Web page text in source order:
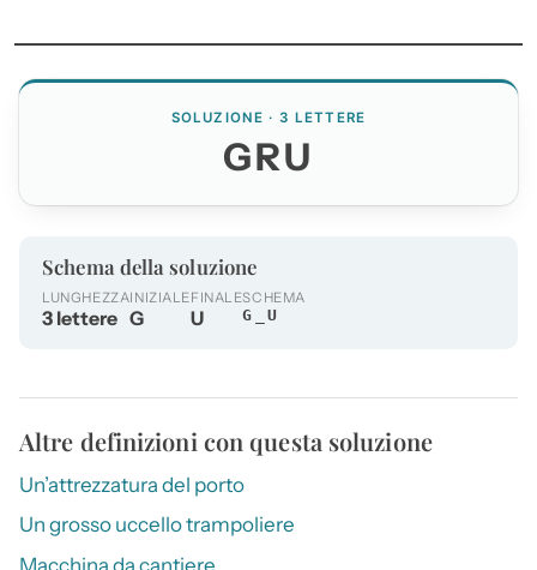
SOLUZIONE · 3 LETTERE
GRU
Schema della soluzione
LUNGHEZZA
3 lettere
INIZIALE
G
FINALE
U
SCHEMA
G_U
Altre definizioni con questa soluzione
Un’attrezzatura del porto
Un grosso uccello trampoliere
Macchina da cantiere